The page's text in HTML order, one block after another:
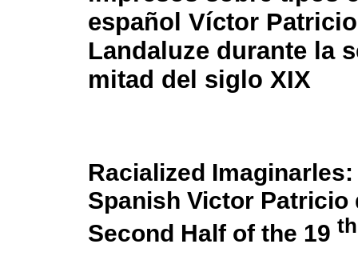
español Víctor
Landaluze durante la
mitad del siglo XIX
Racialized
Spanish Victor Patricio
Second Half of the 19 th